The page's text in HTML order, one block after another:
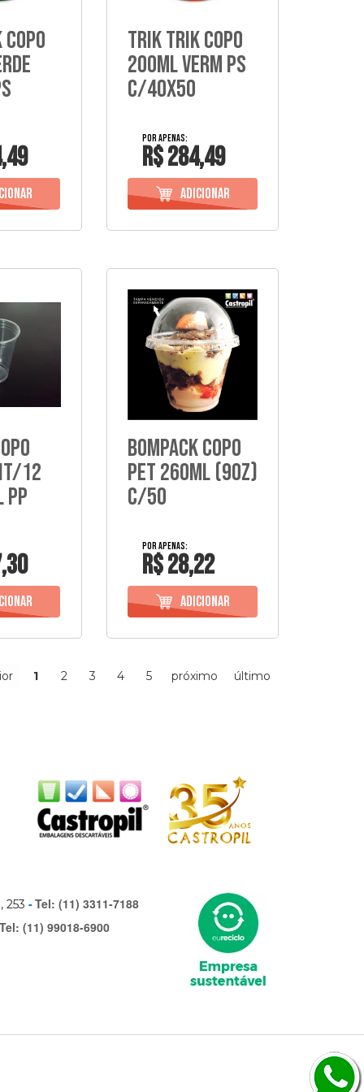
Trik Trik Copo
200Ml Verm Ps
C/40X50
R$ 284,49
12
Bompack Copo
Pet 260Ml (9Oz)
C/50
R$ 28,22
1 2 3 4 5 próximo último
253
Tel: (11) 3311-7188
(11) 99018-6900